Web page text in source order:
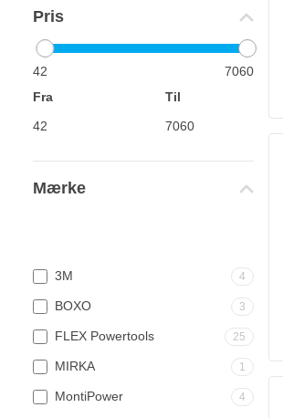
Pris
42
7060
Fra
Til
Mærke
3M 4
BOXO 3
FLEX Powertools 25
MIRKA 1
MontiPower 4